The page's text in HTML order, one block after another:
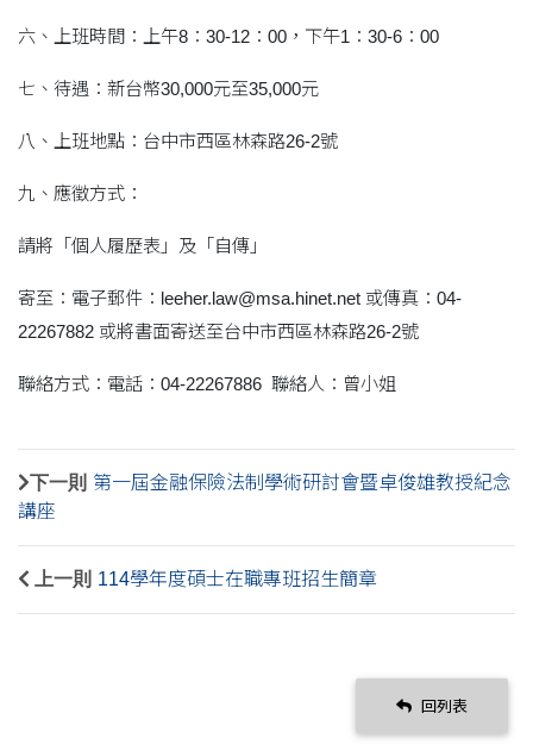
六、上班時間：上午8：30-12：00，下午1：30-6：00
七、待遇：新台幣30,000元至35,000元
八、上班地點：台中市西區林森路26-2號
九、應徵方式：
請將「個人履歷表」及「自傳」
寄至：電子郵件：leeher.law@msa.hinet.net 或傳真：04-
22267882 或將書面寄送至台中市西區林森路26-2號
聯絡方式：電話：04-22267886 聯絡人：曾小姐
下一則 第一屆金融保險法制學術研討會暨卓俊雄教授紀念
講座
上一則 114學年度碩士在職專班招生簡章
回列表